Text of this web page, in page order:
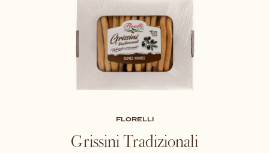
FLORELLI
Grissini Tradizionali